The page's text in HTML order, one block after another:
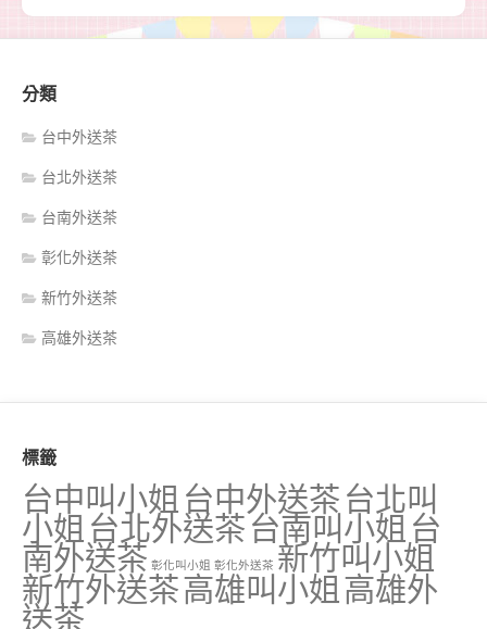
分類
台中外送茶
台北外送茶
台南外送茶
彰化外送茶
新竹外送茶
高雄外送茶
標籤
台中叫小姐 台中外送茶 台北叫
小姐 台北外送茶 台南叫小姐 台
南外送茶 彰化叫小姐 彰化外送茶 新竹叫小姐
新竹外送茶高雄叫小姐 高雄外
送茶